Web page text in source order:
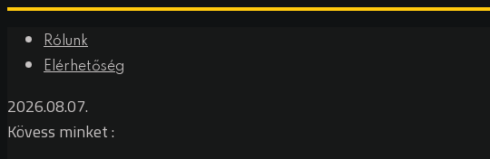
Rólunk
Elérhetőség
2026.08.07.
Kövess minket :